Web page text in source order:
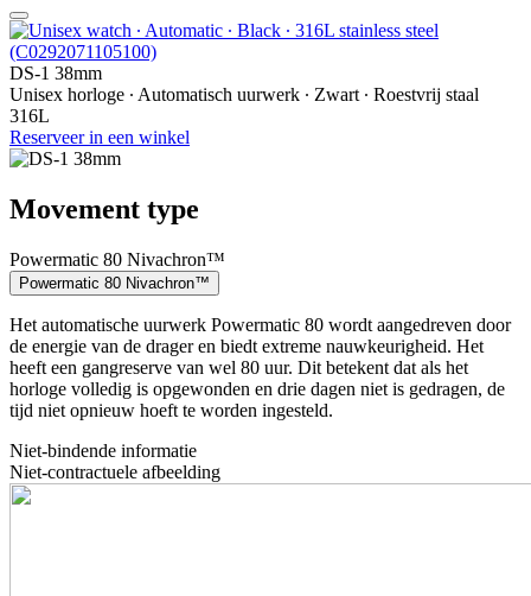
DS-1 38mm
Unisex horloge ∙ Automatisch uurwerk ∙ Zwart ∙ Roestvrij staal
316L
Reserveer in een winkel
Movement type
Powermatic 80 Nivachron™
Powermatic 80 Nivachron™
Het automatische uurwerk Powermatic 80 wordt aangedreven door
de energie van de drager en biedt extreme nauwkeurigheid. Het
heeft een gangreserve van wel 80 uur. Dit betekent dat als het
horloge volledig is opgewonden en drie dagen niet is gedragen, de
tijd niet opnieuw hoeft te worden ingesteld.
Niet-bindende informatie
Niet-contractuele afbeelding